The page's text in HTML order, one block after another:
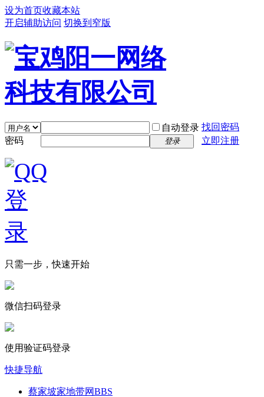
设为首页收藏本站
开启辅助访问 切换到窄版
自动登录 找回密码
密码
登录 立即注册
只需一步，快速开始
微信扫码登录
使用验证码登录
快捷导航
蔡家坡家地带网BBS